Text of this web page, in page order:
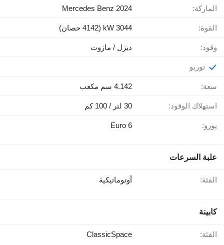
الماركة: Mercedes Benz 2024
القوة: 3044 kW (4142 حصان)
وقود: ديزل / مازوت
توربو
سعة: 4.142 سم مكعب
استهلاك الوقود: 30 لتر / 100 كم
يورو: Euro 6
علبة السرعات
الفئة: أوتوماتيكية
كابينة
الفئة: ClassicSpace